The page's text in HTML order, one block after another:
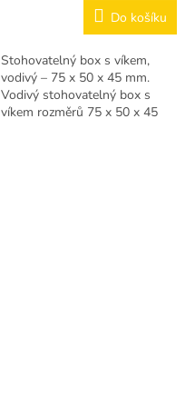
Do košíku
Stohovatelný box s víkem,
vodivý – 75 x 50 x 45 mm.
Vodivý stohovatelný box s
víkem rozměrů 75 x 50 x 45